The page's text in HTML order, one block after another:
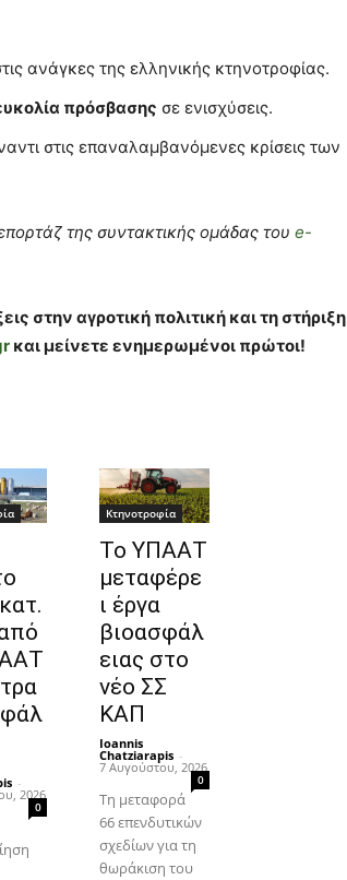
ανάγκες της ελληνικής κτηνοτροφίας.
πρόσβασης σε ενισχύσεις.
στις επαναλαμβανόμενες κρίσεις των
της συντακτικής ομάδας του e-
στην αγροτική πολιτική και τη στήριξη
και μείνετε ενημερωμένοι πρώτοι!
-
2026
0
Κτηνοτροφία
Το ΥΠΑΑΤ
μεταφέρε
ι έργα
βιοασφάλ
ειας στο
νέο ΣΣ
ΚΑΠ
Ioannis
Chatziarapis -
7 Αυγούστου, 2026
0
Τη μεταφορά
66 επενδυτικών
σχεδίων για τη
θωράκιση του